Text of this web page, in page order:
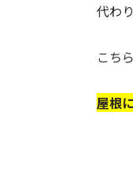
代わ
こち
屋根